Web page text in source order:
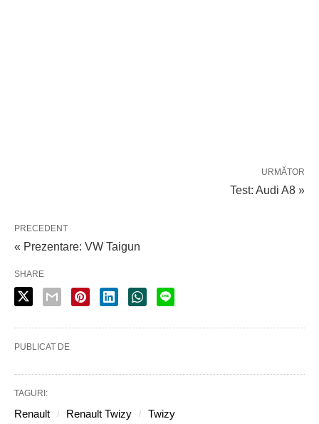
URMĂTOR
Test: Audi A8 »
PRECEDENT
« Prezentare: VW Taigun
SHARE
PUBLICAT DE
TAGURI:
Renault Renault Twizy Twizy